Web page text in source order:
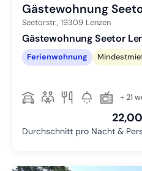
Gästewohnung
Seetorstr., 19309 Lenzen
Gästewohnung Seetor
Ferienwohnung
+ 21
Durchschnitt pro Nacht &